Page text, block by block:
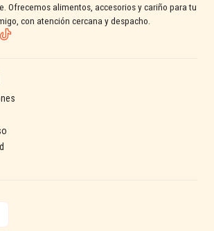
Ofrecemos alimentos, accesorios y cariño para tu
con atención cercana y despacho.